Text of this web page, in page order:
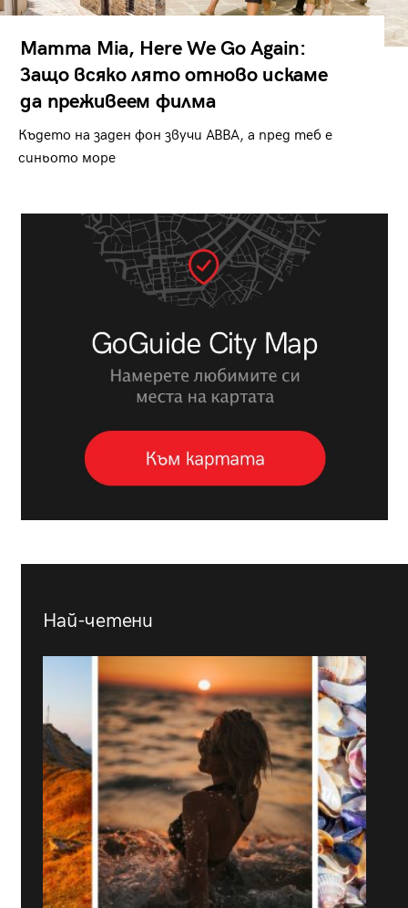
Mamma Mia, Here We Go Again:
Защо всяко лято отново искаме
да преживеем филма
Където на заден фон звучи ABBA, а пред теб е
синьото море
Най-четени